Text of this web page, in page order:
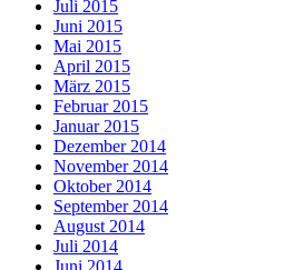
Juli 2015
Juni 2015
Mai 2015
April 2015
März 2015
Februar 2015
Januar 2015
Dezember 2014
November 2014
Oktober 2014
September 2014
August 2014
Juli 2014
Juni 2014